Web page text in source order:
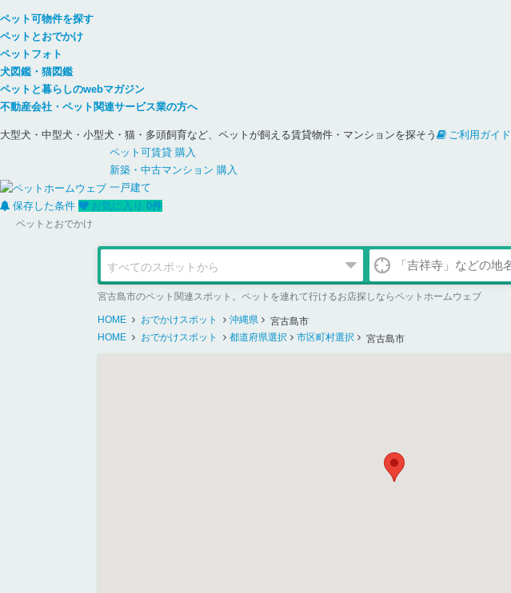
ペット可物件を探す
ペットとおでかけ
ペットフォト
犬図鑑・猫図鑑
ペットと暮らしのwebマガジン
不動産会社・ペット関連サービス業の方へ
大型犬・中型犬・小型犬・猫・多頭飼育など、ペットが飼える賃貸物件・マンションを探そう ご利用ガイド
ペット可賃貸 購入
新築・中古マンション 購入
一戸建て
保存した条件
お気に入り 0件
ペットとおでかけ
宮古島市のペット関連スポット。ペットを連れて行けるお店探しならペットホームウェブ
HOME おでかけスポット 沖縄県
宮古島市
HOME
おでかけスポット 都道府県選択 市区町村選択 宮古島市